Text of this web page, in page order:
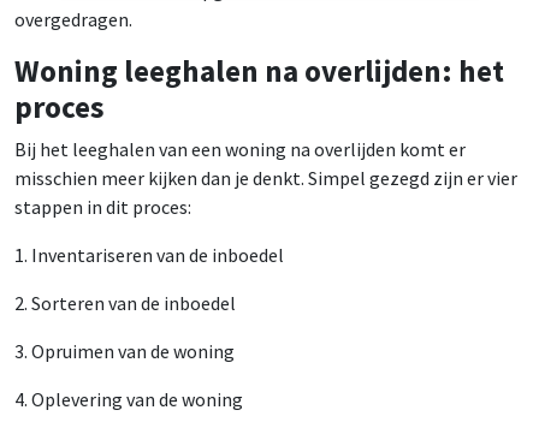
overgedragen.
Woning leeghalen na overlijden: het
proces
Bij het leeghalen van een woning na overlijden komt er
misschien meer kijken dan je denkt. Simpel gezegd zijn er vier
stappen in dit proces:
1. Inventariseren van de inboedel
2. Sorteren van de inboedel
3. Opruimen van de woning
4. Oplevering van de woning